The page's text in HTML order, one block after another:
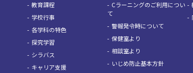
教育課程
学校行事
各学科の特色
探究学習
シラバス
キャリア支援
Cラーニングのご利用につい
て
警報発令時について
保健室より
相談室より
いじめ防止基本方針